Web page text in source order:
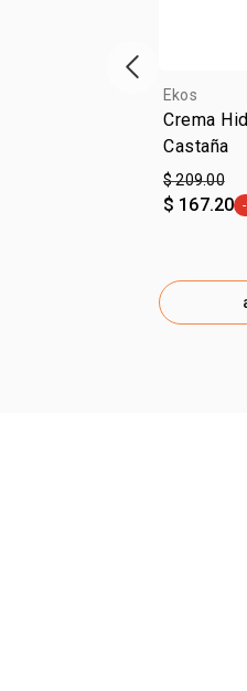
Ekos
Crema
Castaña
$ 209.00
$ 167.20
ítem anterior